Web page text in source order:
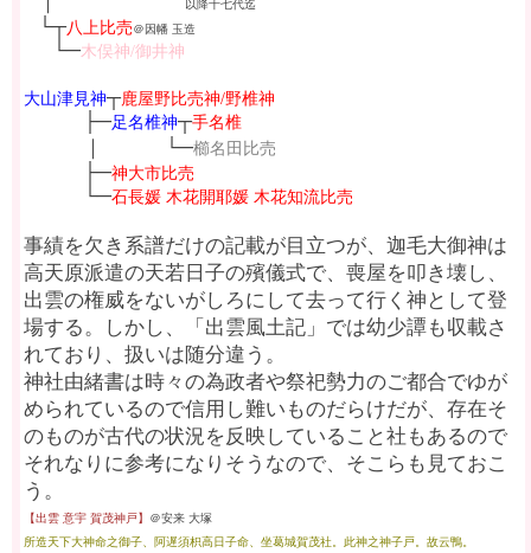
以降十七代迄
└┬八上比売＠因幡 玉造
└─木俣神/御井神
大山津見神┬鹿屋野比売神/野椎神
├─足名椎神┬手名椎
｜ └─櫛名田比売
├─神大市比売
└─石長媛 木花開耶媛 木花知流比売
事績を欠き系譜だけの記載が目立つが、迦毛大御神は
高天原派遣の天若日子の殯儀式で、喪屋を叩き壊し、
出雲の権威をないがしろにして去って行く神として登
場する。しかし、「出雲風土記」では幼少譚も収載さ
れており、扱いは随分違う。
神社由緒書は時々の為政者や祭祀勢力のご都合でゆが
められているので信用し難いものだらけだが、存在そ
のものが古代の状況を反映していること社もあるので
それなりに参考になりそうなので、そこらも見ておこ
う。
【出雲 意宇 賀茂神戸】 ＠安来 大塚
所造天下大神命之御子、阿遅須枳高日子命、坐葛城賀茂社。此神之神子戸。故云鴨。